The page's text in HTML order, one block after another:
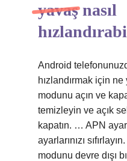
yavaş nasıl
Android
hızlandırmak için
modunu açın ve
temizleyin ve açık
kapatın. … APN
ayarlarınızı
modunu devre dışı